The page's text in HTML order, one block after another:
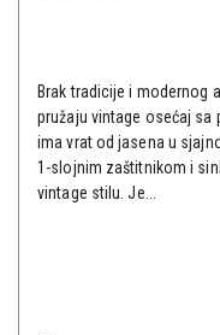
Brak tradicije i modernog
pružaju vintage osećaj sa
ima vrat od jasena u
1-slojnim zaštitnikom i
vintage stilu. Je...